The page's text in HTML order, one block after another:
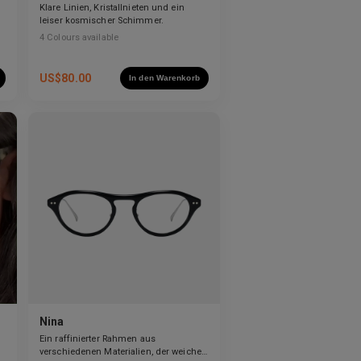
Klare Linien, Kristallnieten und ein
leiser kosmischer Schimmer.
4 Colours available
US$80.00 In den Warenkorb
Nina
Ein raffinierter Rahmen aus
verschiedenen Materialien, der weiche